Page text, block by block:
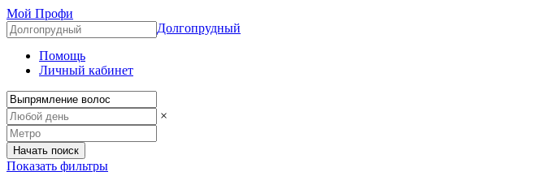
Мой Профи
Долгопрудный
Помощь
Личный кабинет
×
Показать фильтры